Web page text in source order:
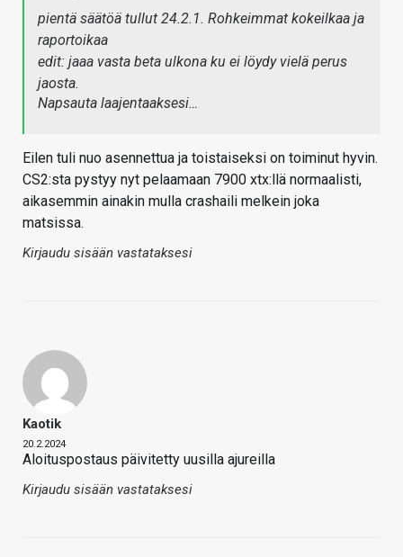
pientä säätöä tullut 24.2.1. Rohkeimmat kokeilkaa ja
raportoikaa
edit: jaaa vasta beta ulkona ku ei löydy vielä perus
jaosta.
Napsauta laajentaaksesi…
Eilen tuli nuo asennettua ja toistaiseksi on toiminut hyvin.
CS2:sta pystyy nyt pelaamaan 7900 xtx:llä normaalisti,
aikasemmin ainakin mulla crashaili melkein joka
matsissa.
Kirjaudu sisään vastataksesi
Kaotik
20.2.2024
Aloituspostaus päivitetty uusilla ajureilla
Kirjaudu sisään vastataksesi